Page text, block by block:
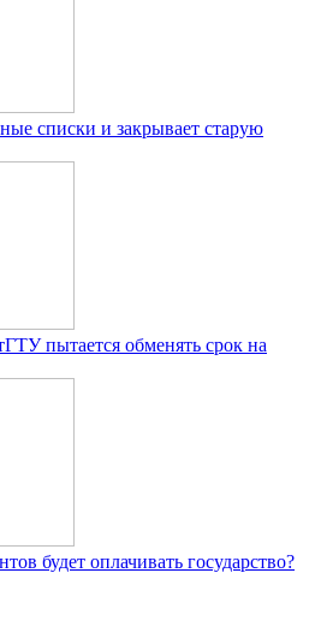
списки и закрывает старую
пытается обменять срок на
будет оплачивать государство?